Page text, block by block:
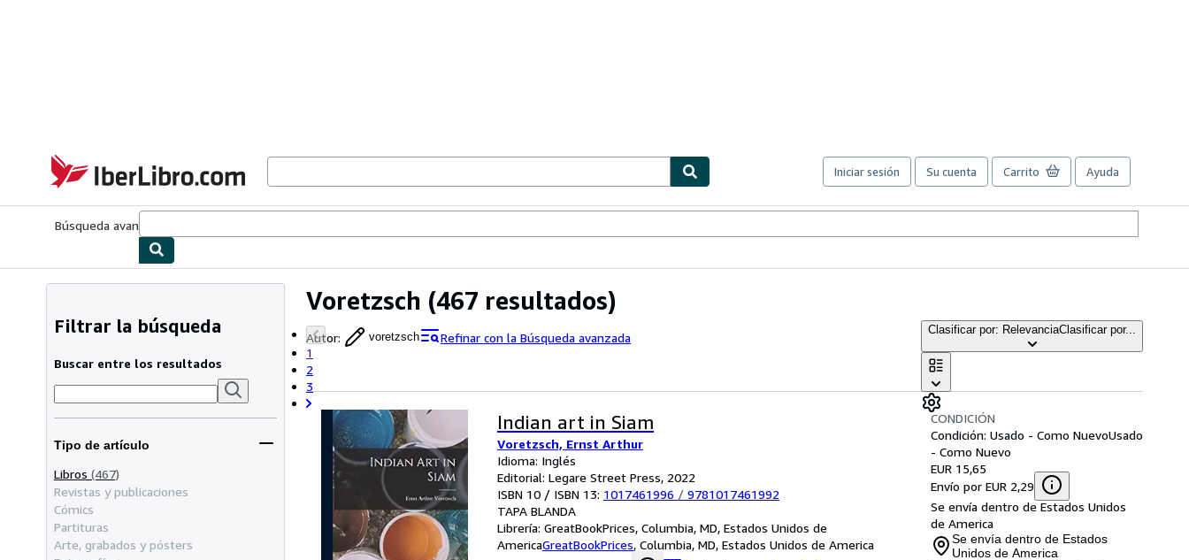
IberLibro.com
Iniciar sesión Su cuenta Carrito Ayuda
Búsqueda avanzada
Voretzsch (467 resultados)
Autor: voretzsch
Refinar con la Búsqueda avanzada
1
2
3
Clasificar por: RelevanciaClasificar por...
Filtrar la búsqueda
Buscar entre los resultados
Tipo de artículo
Libros (467)
Revistas y publicaciones
Cómics
Partituras
Arte, grabados y pósters
Indian art in Siam
Voretzsch, Ernst Arthur
Idioma: Inglés
Editorial: Legare Street Press, 2022
ISBN 10 / ISBN 13: 1017461996 / 9781017461992
TAPA BLANDA
Librería: GreatBookPrices, Columbia, MD, Estados Unidos de
AmericaGreatBookPrices, Columbia, MD, Estados Unidos de America
CONDICIÓN
Condición: Usado - Como NuevoUsado
- Como Nuevo
EUR 15,65
Envío por EUR 2,29
Se envía dentro de Estados Unidos
de America
Se envía dentro de Estados
Unidos de America